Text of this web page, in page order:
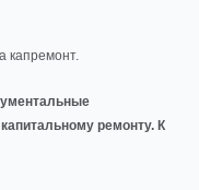
капремонт.
ремонту. К